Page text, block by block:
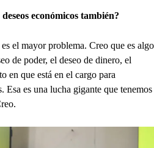
económicos también?
el mayor problema. Creo que es algo
de poder, el deseo de dinero, el
en que está en el cargo para
Esa es una lucha gigante que tenemos